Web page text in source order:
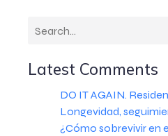
Latest Comments
DO IT AGAIN.
Longevidad,
¿Cómo sobrevivir en